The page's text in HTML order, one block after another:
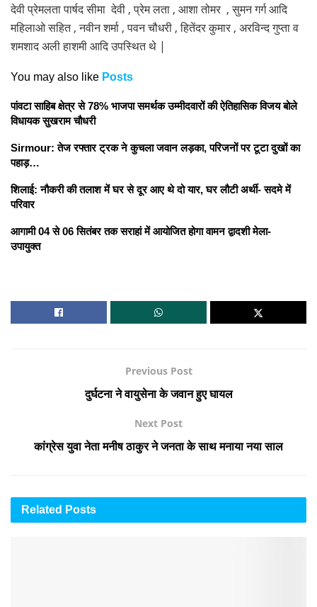
देवी प्रेमलता पार्षद सीमा देवी , प्रेम लता , आशा तोमर , सुमन गर्ग आदि
महिलाओ सहित , नवीन शर्मा , पवन चौधरी , हितेंदर कुमार , अरविन्द गुप्ता व
शमशाद अली हाशमी आदि उपस्थित थे |
You may also like Posts
पांवटा साहिब क्षेत्र से 78% भाजपा समर्थक उम्मीदवारों की ऐतिहासिक विजय बोले
विधायक सुखराम चौधरी
Sirmour: तेज रफ्तार ट्रक ने कुचला जवान लड़का, परिजनों पर टूटा दुखों का
पहाड़…
शिलाई: नौकरी की तलाश में घर से दूर आए थे दो यार, घर लौटी अर्थी- सदमे में
परिवार
आगामी 04 से 06 सितंबर तक सराहां में आयोजित होगा वामन द्वादशी मेला-
उपायुक्त
Previous Post
दुर्घटना ने वायुसेना के जवान हुए घायल
Next Post
कांग्रेस युवा नेता मनीष ठाकुर ने जनता के साथ मनाया नया साल
Related Posts